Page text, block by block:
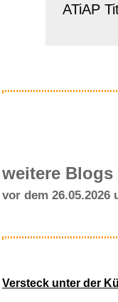
ATiAP
weitere Blogs
vor dem 26.05.2026
Versteck unter der